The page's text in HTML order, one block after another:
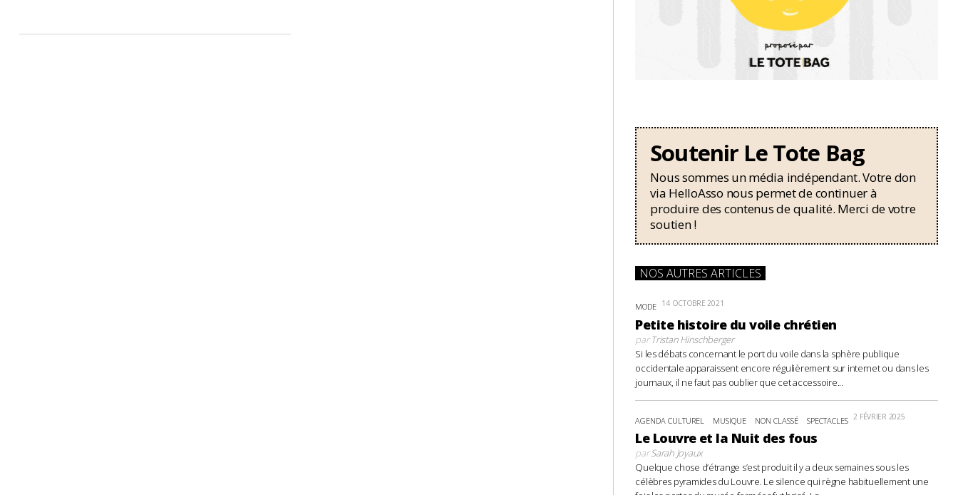
Soutenir Le Tote Bag
Nous sommes un média indépendant. Votre don
via HelloAsso nous permet de continuer à
produire des contenus de qualité. Merci de votre
soutien !
NOS AUTRES ARTICLES
MODE 14 OCTOBRE 2021
Petite histoire du voile chrétien
parTristan Hinschberger
Si les débats concernant le port du voile dans la sphère publique
occidentale apparaissent encore régulièrement sur internet ou dans les
journaux, il ne faut pas oublier que cet accessoire...
AGENDA CULTUREL MUSIQUE NON CLASSÉ SPECTACLES 2 FÉVRIER 2025
Le Louvre et la Nuit des fous
parSarah Joyaux
Quelque chose d’étrange s’est produit il y a deux semaines sous les
célèbres pyramides du Louvre. Le silence qui règne habituellement une